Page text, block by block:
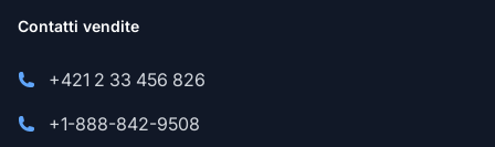
Contatti vendite
+421 2 33 456 826
+1-888-842-9508